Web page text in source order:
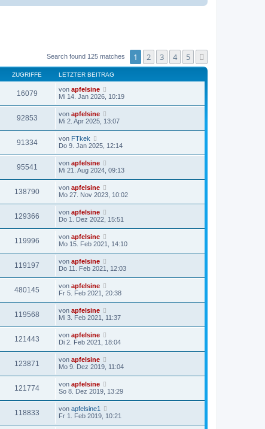
Search found 125 matches 1 2 3 4 5
ZUGRIFFE LETZTER BEITRAG
16079 von apfelsine
Mi 14. Jan 2026, 10:19
92853 von apfelsine
Mi 2. Apr 2025, 13:07
91334 von FTkek
Do 9. Jan 2025, 12:14
95541 von apfelsine
Mi 21. Aug 2024, 09:13
138790 von apfelsine
Mo 27. Nov 2023, 10:02
129366 von apfelsine
Do 1. Dez 2022, 15:51
119996 von apfelsine
Mo 15. Feb 2021, 14:10
119197 von apfelsine
Do 11. Feb 2021, 12:03
480145 von apfelsine
Fr 5. Feb 2021, 20:38
119568 von apfelsine
Mi 3. Feb 2021, 11:37
121443 von apfelsine
Di 2. Feb 2021, 18:04
123871 von apfelsine
Mo 9. Dez 2019, 11:04
121774 von apfelsine
So 8. Dez 2019, 13:29
118833 von apfelsine1
Fr 1. Feb 2019, 10:21